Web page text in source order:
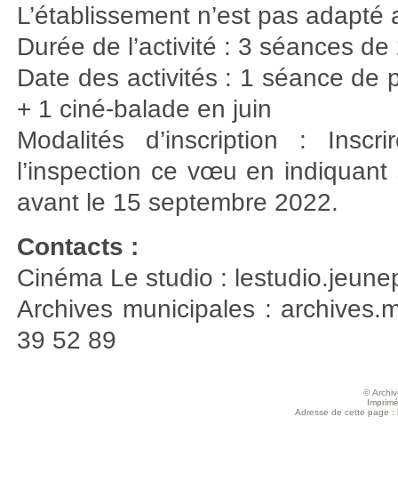
L’établissement n’est pas
Durée de l’activité : 3 séances
Date des activités : 1 séance de
+ 1 ciné-balade en juin
Modalités d’inscription :
l’inspection ce vœu en
avant le 15 septembre 2022.
Contacts :
Cinéma Le studio :
Archives municipales :
39 52 89
©
Adresse de cette page :